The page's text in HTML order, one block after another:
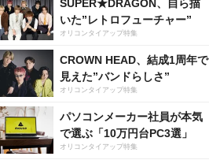
SUPER★DRAGON、自ら描
いた”レトロフューチャー”
オリコンタイアップ特集
CROWN HEAD、結成1周年で
見えた”バンドらしさ”
オリコンタイアップ特集
パソコンメーカー社員が本気
で選ぶ「10万円台PC3選」
オリコンタイアップ特集